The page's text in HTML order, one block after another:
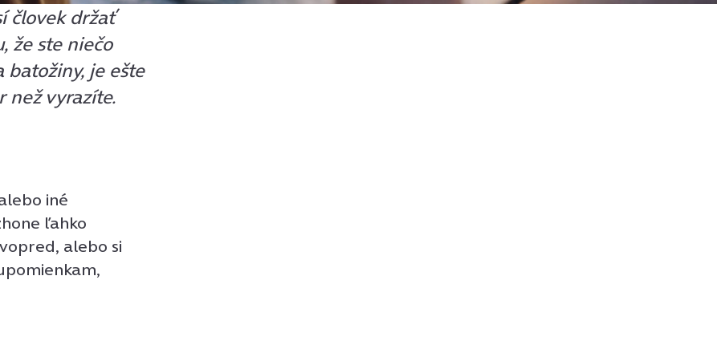
človek držať
že ste niečo
je ešte
než vyrazíte.
iné
ľahko
alebo si